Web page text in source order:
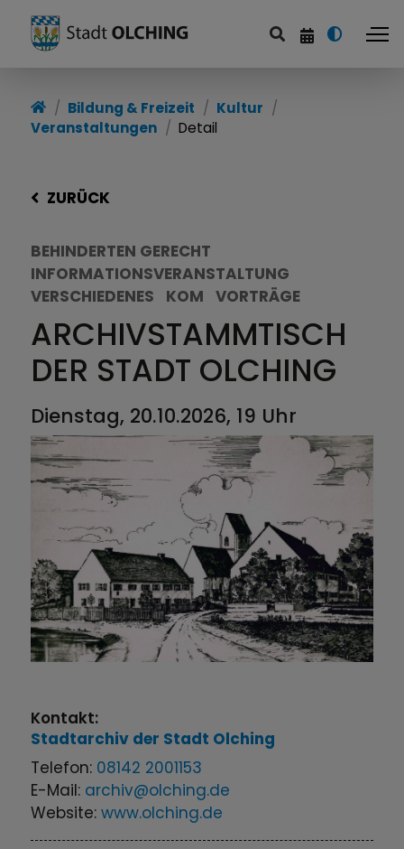
Bildung & Freizeit
Kultur
Veranstaltungen
Detail
ZURÜCK
BEHINDERTEN GERECHT
INFORMATIONSVERANSTALTUNG
VERSCHIEDENES
KOM VORTRÄGE
ARCHIVSTAMMTISCH
DER STADT OLCHING
Dienstag, 20.10.2026, 19 Uhr
Kontakt:
Stadtarchiv der Stadt Olching
Telefon: 08142 2001153
E-Mail: archiv@olching.de
Website:www.olching.de